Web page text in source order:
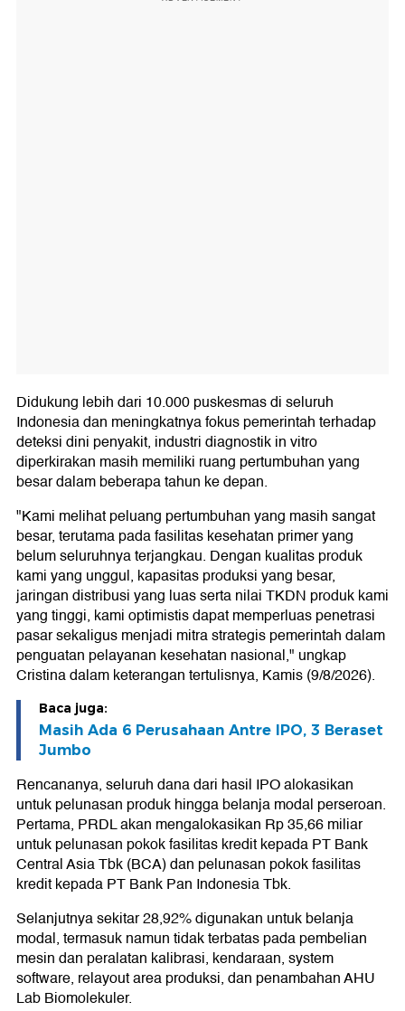
Didukung lebih dari 10.000 puskesmas di seluruh
Indonesia dan meningkatnya fokus pemerintah terhadap
deteksi dini penyakit, industri diagnostik in vitro
diperkirakan masih memiliki ruang pertumbuhan yang
besar dalam beberapa tahun ke depan.
"Kami melihat peluang pertumbuhan yang masih sangat
besar, terutama pada fasilitas kesehatan primer yang
belum seluruhnya terjangkau. Dengan kualitas produk
kami yang unggul, kapasitas produksi yang besar,
jaringan distribusi yang luas serta nilai TKDN produk kami
yang tinggi, kami optimistis dapat memperluas penetrasi
pasar sekaligus menjadi mitra strategis pemerintah dalam
penguatan pelayanan kesehatan nasional," ungkap
Cristina dalam keterangan tertulisnya, Kamis (9/8/2026).
Baca juga:
Masih Ada 6 Perusahaan Antre IPO, 3 Beraset
Jumbo
Rencananya, seluruh dana dari hasil IPO alokasikan
untuk pelunasan produk hingga belanja modal perseroan.
Pertama, PRDL akan mengalokasikan Rp 35,66 miliar
untuk pelunasan pokok fasilitas kredit kepada PT Bank
Central Asia Tbk (BCA) dan pelunasan pokok fasilitas
kredit kepada PT Bank Pan Indonesia Tbk.
Selanjutnya sekitar 28,92% digunakan untuk belanja
modal, termasuk namun tidak terbatas pada pembelian
mesin dan peralatan kalibrasi, kendaraan, system
software, relayout area produksi, dan penambahan AHU
Lab Biomolekuler.